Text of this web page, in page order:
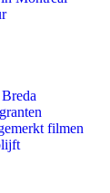
filmen